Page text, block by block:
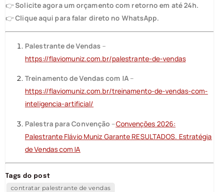
👉Solicite agora um orçamento com retorno em até 24h.
👉Clique aqui para falar direto no WhatsApp.
Palestrante de Vendas –
https://flaviomuniz.com.br/palestrante-de-vendas
Treinamento de Vendas com IA–
https://flaviomuniz.com.br/treinamento-de-vendas-com-
inteligencia-artificial/
Palestra para Convenção –Convenções 2026:
Palestrante Flávio Muniz Garante RESULTADOS. Estratégia
de Vendas com IA
Tags do post
contratar palestrante de vendas